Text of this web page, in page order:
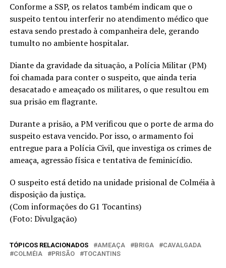
Conforme a SSP, os relatos também indicam que o
suspeito tentou interferir no atendimento médico que
estava sendo prestado à companheira dele, gerando
tumulto no ambiente hospitalar.
Diante da gravidade da situação, a Polícia Militar (PM)
foi chamada para conter o suspeito, que ainda teria
desacatado e ameaçado os militares, o que resultou em
sua prisão em flagrante.
Durante a prisão, a PM verificou que o porte de arma do
suspeito estava vencido. Por isso, o armamento foi
entregue para a Polícia Civil, que investiga os crimes de
ameaça, agressão física e tentativa de feminicídio.
O suspeito está detido na unidade prisional de Colméia à
disposição da justiça.
(Com informações do G1 Tocantins)
(Foto: Divulgação)
TÓPICOS RELACIONADOS AMEAÇA BRIGA
CAVALGADA
COLMÉIA
PRISÃO TOCANTINS